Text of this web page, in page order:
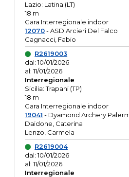
Lazio: Latina (LT)
18 m
Gara Interregionale indoor
12070- ASD Arcieri Del Falco
Cagnacci, Fabio
R2619003
dal: 10/01/2026
al: 11/01/2026
Interregionale
Sicilia: Trapani (TP)
18 m
Gara Interregionale indoor
19041 - Dyamond Archery
Daidone, Caterina
Lenzo, Carmela
R2619004
dal: 10/01/2026
al: 11/01/2026
Interregionale